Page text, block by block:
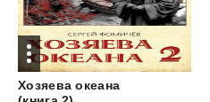
Хозяева океана